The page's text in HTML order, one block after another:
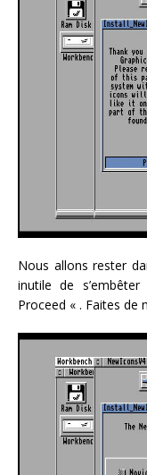
Nous allons rester
inutile de
Proceed « . Faites de